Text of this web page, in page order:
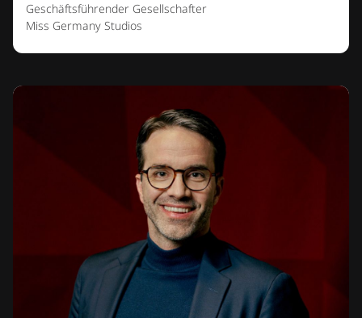
Geschäftsführender Gesellschafter
Miss Germany Studios